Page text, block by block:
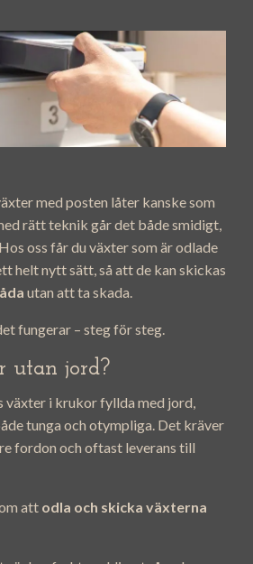
med posten låter kanske som
rätt teknik går det både smidigt,
oss får du växter som är odlade
helt nytt sätt, så att de kan skickas
utan att ta skada.
fungerar – steg för steg.
utan jord?
i krukor fyllda med jord,
tunga och otympliga. Det kräver
fordon och oftast leverans till
att odla och skicka växterna